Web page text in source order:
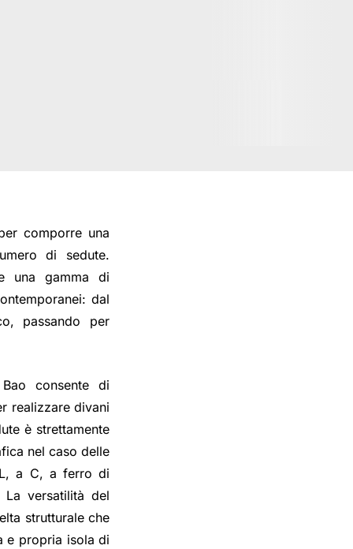
comporre una
di sedute.
una gamma di
dal
passando per
consente di
realizzare divani
è strettamente
nel caso delle
a C, a ferro di
versatilità del
strutturale che
e propria isola di